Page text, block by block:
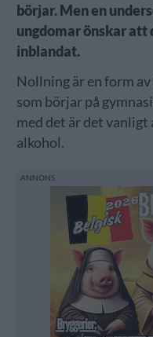
börjar. Men en
ungdomar önskar att
inblandat.
Nollning är en form
som börjar på
med det är det vanligt
alkohol.